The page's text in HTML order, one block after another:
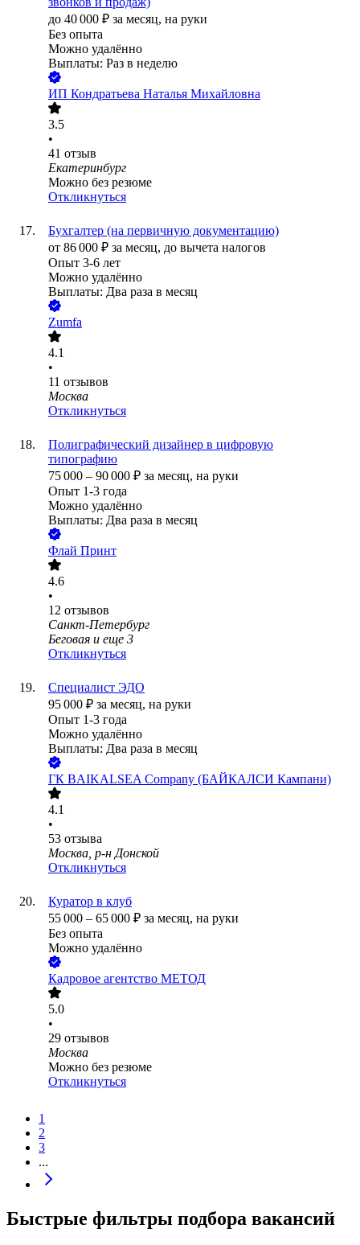
до 40 000 ₽ за месяц, на руки
Без опыта
Можно удалённо
Выплаты: Раз в неделю
ИП Кондратьева Наталья Михайловна
3.5
•
41 отзыв
Екатеринбург
Можно без резюме
Откликнуться
Бухгалтер (на первичную документацию)
от 86 000 ₽ за месяц, до вычета налогов
Опыт 3-6 лет
Можно удалённо
Выплаты: Два раза в месяц
Zumfa
4.1
•
11 отзывов
Москва
Откликнуться
Полиграфический дизайнер в цифровую
типографию
75 000 – 90 000 ₽ за месяц, на руки
Опыт 1-3 года
Можно удалённо
Выплаты: Два раза в месяц
Флай Принт
4.6
•
12 отзывов
Санкт-Петербург
Беговая и еще 3
Откликнуться
Специалист ЭДО
95 000 ₽ за месяц, на руки
Опыт 1-3 года
Можно удалённо
Выплаты: Два раза в месяц
ГК BAIKALSEA Company (БАЙКАЛСИ Кампани)
4.1
•
53 отзыва
Москва, р-н Донской
Откликнуться
Куратор в клуб
55 000 – 65 000 ₽ за месяц, на руки
Без опыта
Можно удалённо
Кадровое агентство МЕТОД
5.0
•
29 отзывов
Москва
Можно без резюме
Откликнуться
1
2
3
...
Быстрые фильтры подбора вакансий